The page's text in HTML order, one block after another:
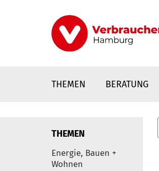
THEMEN BERATUNG
THEMEN
Energie, Bauen +
Wohnen